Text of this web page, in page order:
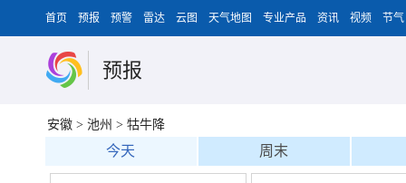
首页 预报 预警 雷达 云图 天气地图 专业产品 资讯 视频 节气
预报
安徽 > 池州 > 牯牛降
今天 周末